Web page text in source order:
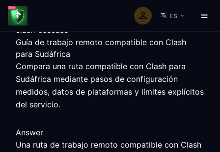
ES
clash-usecase
Guía de trabajo remoto compatible con Clash
para Sudáfrica
Compara una ruta compatible con Clash para
Sudáfrica mediante pasos de configuración
medidos, datos de plataformas y límites explícitos
del servicio.
Answer
Una ruta de trabajo remoto compatible con Clash